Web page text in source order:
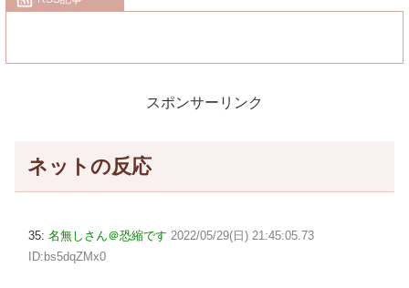
スポンサーリンク
ネットの反応
35: 名無しさん＠恐縮です 2022/05/29(日) 21:45:05.73
ID:bs5dqZMx0